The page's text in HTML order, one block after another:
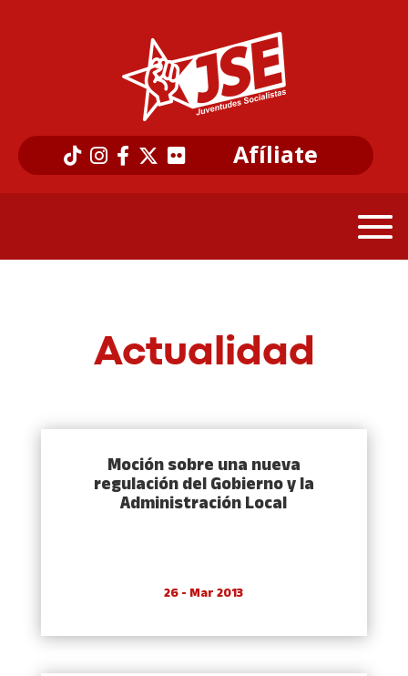
Afíliate
Actualidad
Moción sobre una nueva
regulación del Gobierno y la
Administración Local
26 - Mar 2013